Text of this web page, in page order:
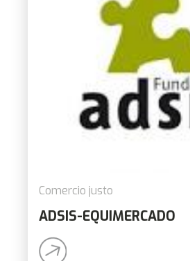
Comercio justo
ADSIS-EQUIMERCADO